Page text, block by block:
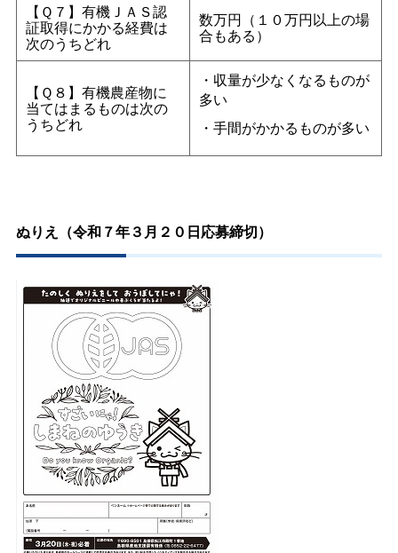
【Ｑ７】有機ＪＡＳ認
証取得にかかる経費は
次のうちどれ
数万円（１０万円以上の場
合もある）
【Ｑ８】有機農産物に
当てはまるものは次の
うちどれ
・収量が少なくなるものが
多い
・手間がかかるものが多い
ぬりえ（令和７年３月２０日応募締切）